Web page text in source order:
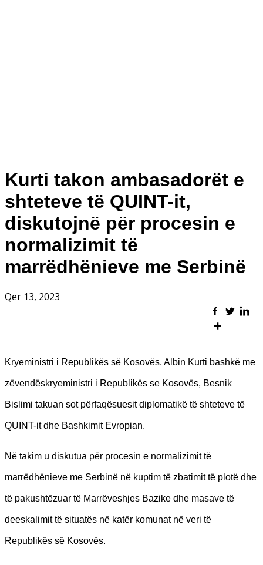
Kurti takon ambasadorët e
shteteve të QUINT-it,
diskutojnë për procesin e
normalizimit të
marrëdhënieve me Serbinë
Qer 13, 2023
Kryeministri i Republikës së Kosovës, Albin Kurti bashkë me
zëvendëskryeministri i Republikës se Kosovës, Besnik
Bislimi takuan sot përfaqësuesit diplomatikë të shteteve të
QUINT-it dhe Bashkimit Evropian.
Në takim u diskutua për procesin e normalizimit të
marrëdhënieve me Serbinë në kuptim të zbatimit të plotë dhe
të pakushtëzuar të Marrëveshjes Bazike dhe masave të
deeskalimit të situatës në katër komunat në veri të
Republikës së Kosovës.